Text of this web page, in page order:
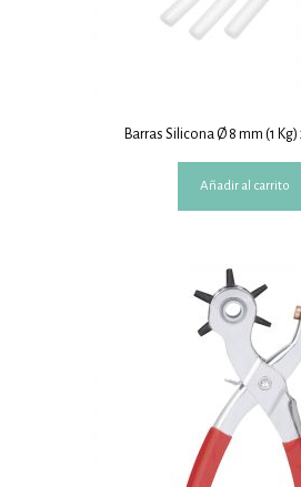
Barras Silicona Ø 8 mm (1
Añadir al carrito